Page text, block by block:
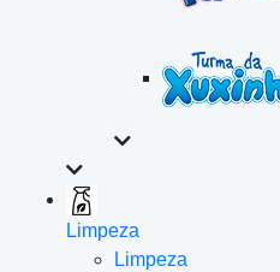
Limpeza
Limpeza